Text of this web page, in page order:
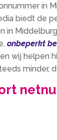
in
biedt de
in
onbeperkt
wij helpen
minder,